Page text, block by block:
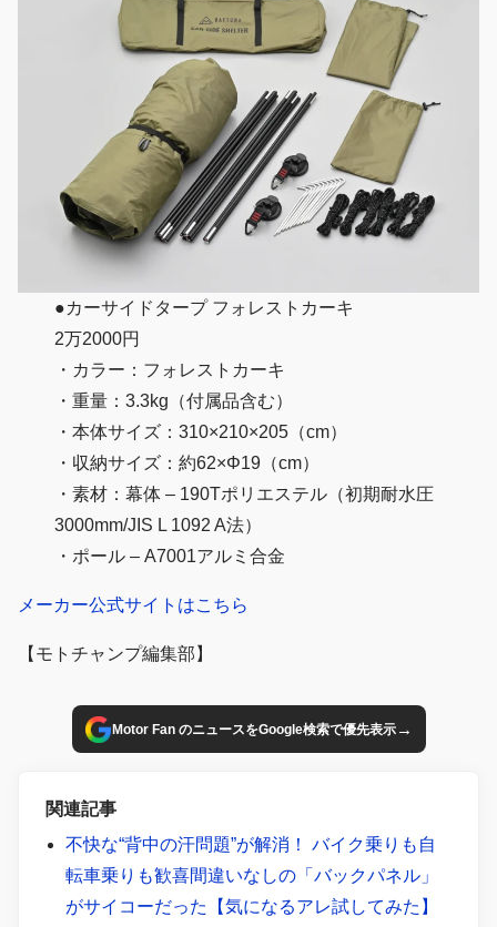
●カーサイドタープ フォレストカーキ
2万2000円
・カラー：フォレストカーキ
・重量：3.3kg（付属品含む）
・本体サイズ：310×210×205（cm）
・収納サイズ：約62×Φ19（cm）
・素材：幕体 – 190Tポリエステル（初期耐水圧
3000mm/JIS L 1092 A法）
・ポール – A7001アルミ合金
メーカー公式サイトはこちら
【モトチャンプ編集部】
Motor Fan のニュースをGoogle検索で優先表示→
関連記事
不快な“背中の汗問題”が解消！ バイク乗りも自
転車乗りも歓喜間違いなしの「バックパネル」
がサイコーだった【気になるアレ試してみた】